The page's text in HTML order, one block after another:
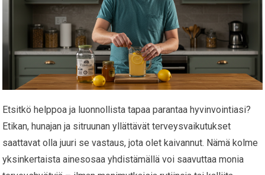
Etsitkö helppoa ja luonnollista tapaa parantaa hyvinvointiasi?
Etikan, hunajan ja sitruunan yllättävät terveysvaikutukset
saattavat olla juuri se vastaus, jota olet kaivannut. Nämä kolme
yksinkertaista ainesosaa yhdistämällä voi saavuttaa monia